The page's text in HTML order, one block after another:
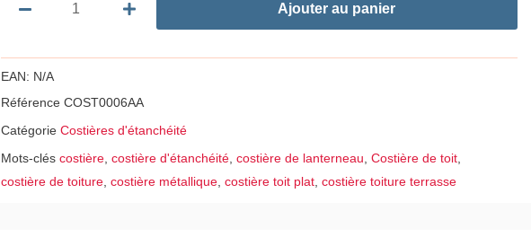
Ajouter au panier
EAN: N/A
RéférenceCOST0006AA
Catégorie Costières d'étanchéité
Mots-clés costière ,costière d'étanchéité ,costière de lanterneau ,Costière de toit
costière de toiture ,costière métallique ,costière toit plat ,costière toiture terrasse